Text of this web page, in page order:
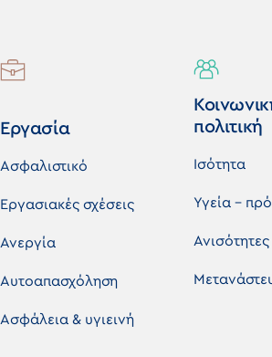
Εργασία
Ασφαλιστικό
Εργασιακές σχέσεις
Ανεργία
Αυτοαπασχόληση
Ασφάλεια & υγιεινή
πολιτική
Ισότητα
Υγεία -
Ανισότητες